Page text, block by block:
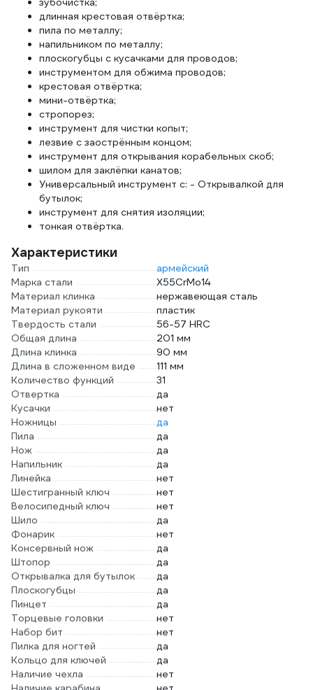
длинная крестовая отвёртка;
пила по металлу;
напильником по металлу;
плоскогубцы с кусачками для проводов;
инструментом для обжима проводов;
крестовая отвёртка;
мини-отвёртка;
стропорез;
инструмент для чистки копыт;
лезвие с заострённым концом;
инструмент для открывания корабельных скоб;
шилом для заклёпки канатов;
Универсальный инструмент с: - Открывалкой для
бутылок;
инструмент для снятия изоляции;
тонкая отвёртка.
Характеристики
Тип
армейский
Марка стали
X55CrMo14
Материал клинка
нержавеющая сталь
Материал рукояти
пластик
Твердость стали
56-57 HRC
Общая длина
201 мм
Длина клинка
90 мм
Длина в сложенном виде
111 мм
Количество функций
31
Отвертка
да
Кусачки
нет
Ножницы
да
Пила
да
Нож
да
Напильник
да
Линейка
нет
Шестигранный ключ
нет
Велосипедный ключ
нет
Шило
да
Фонарик
нет
Консервный нож
да
Штопор
да
Открывалка для бутылок
да
Плоскогубцы
да
Пинцет
да
Торцевые головки
нет
Набор бит
нет
Пилка для ногтей
да
Кольцо для ключей
да
Наличие чехла
нет